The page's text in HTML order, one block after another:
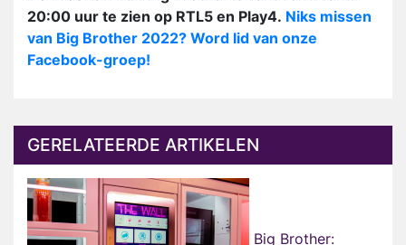
20:00 uur te zien op RTL5 en Play4. Niks missen
van Big Brother 2022? Word lid van onze
Facebook-groep!
GERELATEERDE ARTIKELEN
Big Brother: